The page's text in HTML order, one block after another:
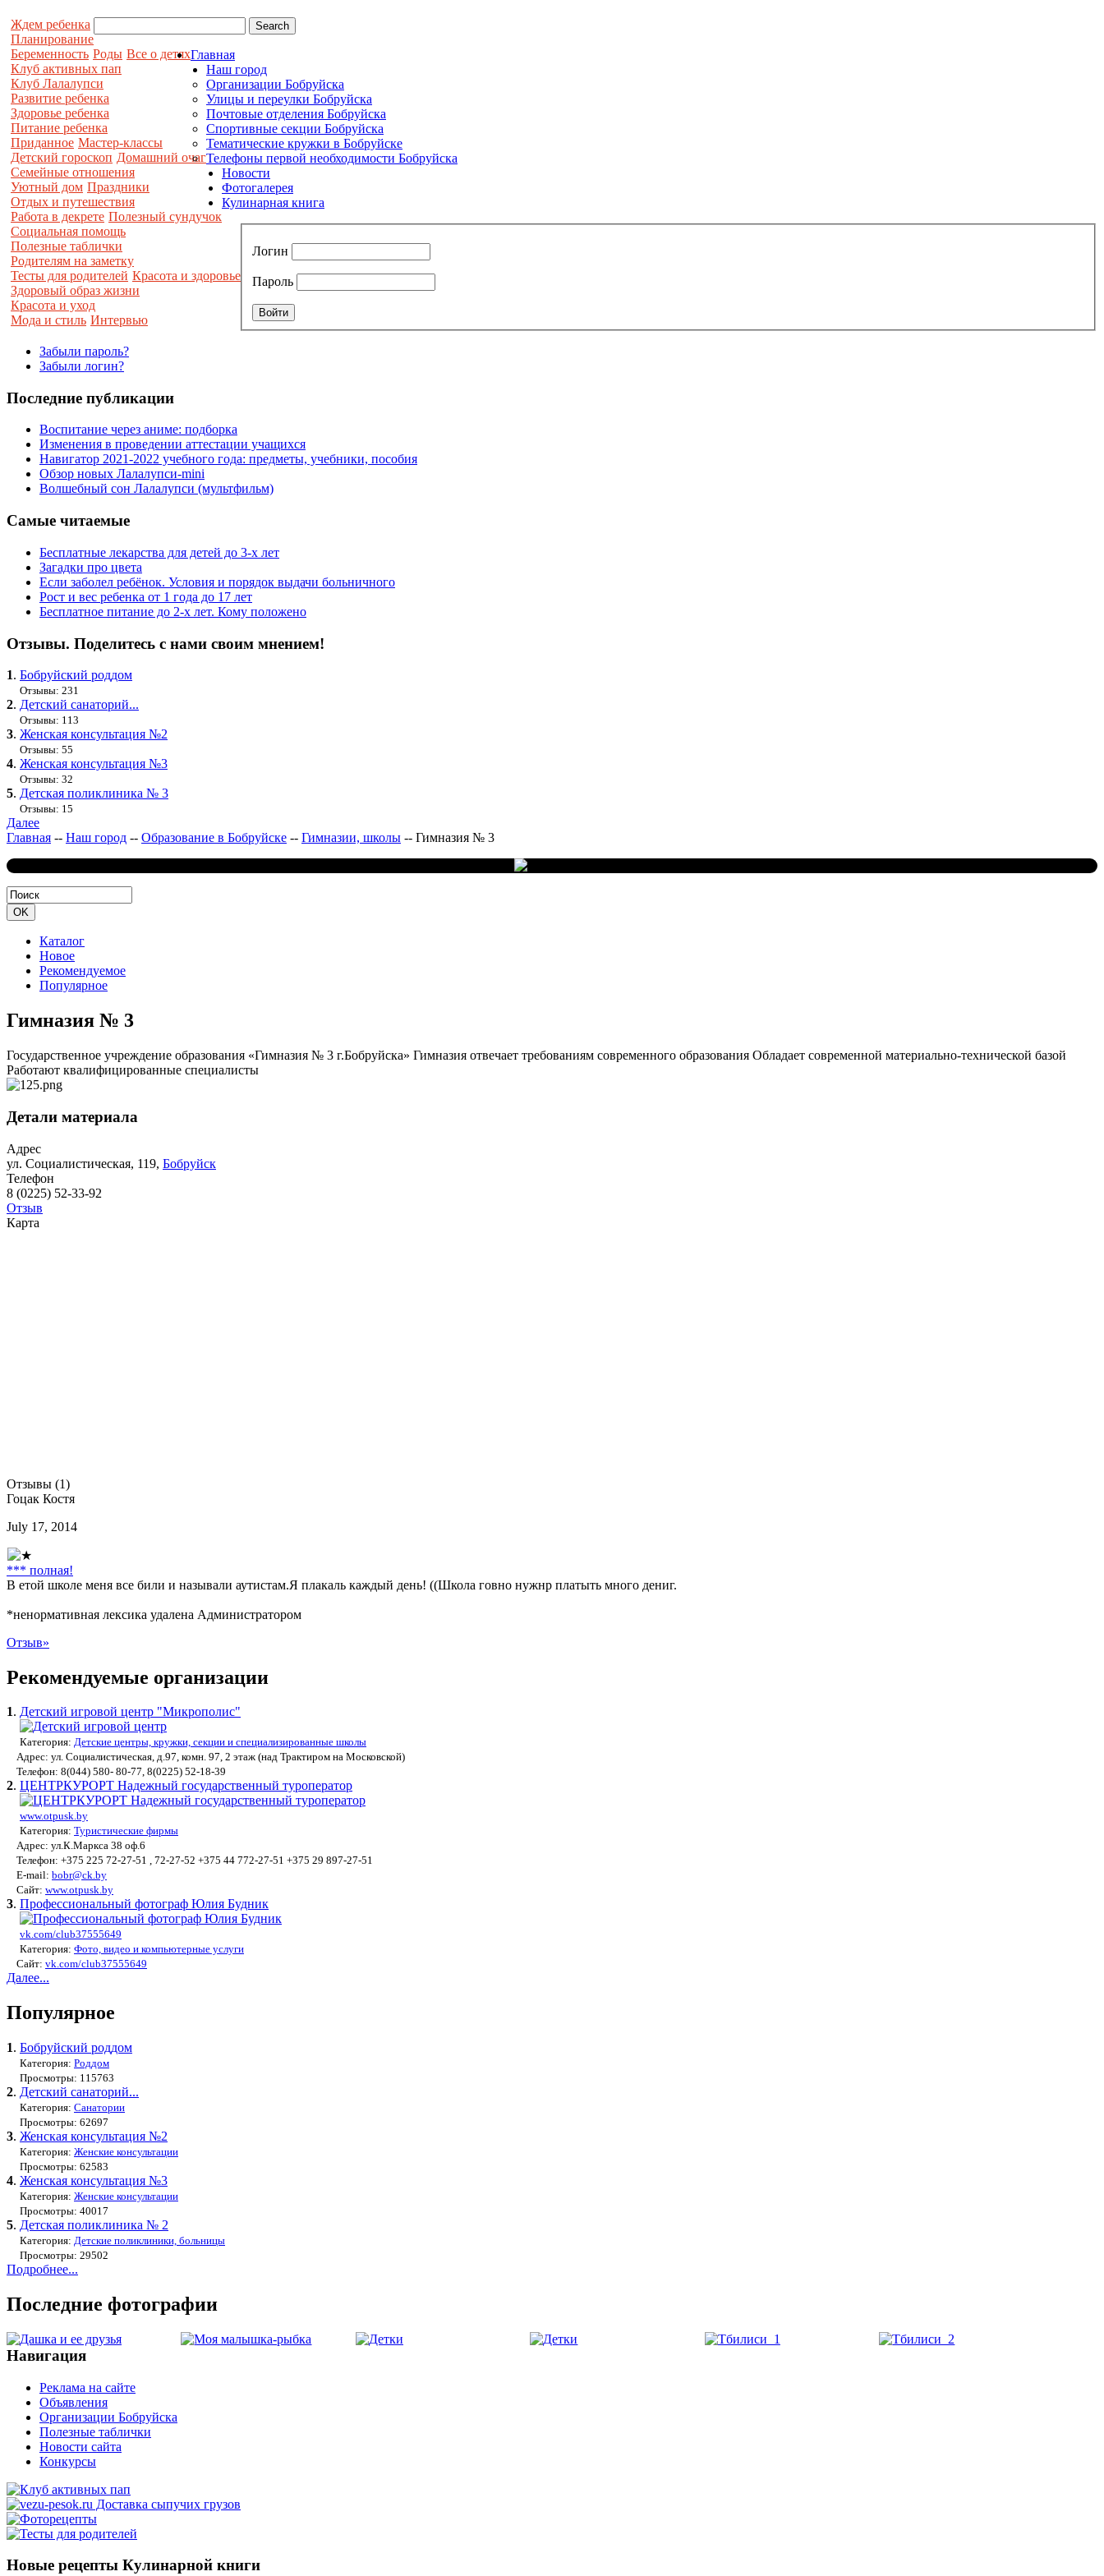
Ждем ребенка
Планирование
Беременность Роды Все о детях
Клуб активных пап
Клуб Лалалупси
Развитие ребенка
Здоровье ребенка
Питание ребенка
Приданное Мастер-классы
Детский гороскоп Домашний очаг
Семейные отношения
Уютный дом Праздники
Отдых и путешествия
Работа в декрете Полезный сундучок
Социальная помощь
Полезные таблички
Родителям на заметку
Тесты для родителей Красота и здоровье
Здоровый образ жизни
Красота и уход
Мода и стиль Интервью
Главная
Наш город
Организации Бобруйска
Улицы и переулки Бобруйска
Почтовые отделения Бобруйска
Спортивные секции Бобруйска
Тематические кружки в Бобруйске
Телефоны первой необходимости Бобруйска
Новости
Фотогалерея
Кулинарная книга
Логин
Пароль
Забыли пароль?
Забыли логин?
Последние публикации
Воспитание через аниме: подборка
Изменения в проведении аттестации учащихся
Навигатор 2021-2022 учебного года: предметы, учебники, пособия
Обзор новых Лалалупси-mini
Волшебный сон Лалалупси (мультфильм)
Самые читаемые
Бесплатные лекарства для детей до 3-х лет
Загадки про цвета
Если заболел ребёнок. Условия и порядок выдачи больничного
Рост и вес ребенка от 1 года до 17 лет
Бесплатное питание до 2-х лет. Кому положено
Отзывы. Поделитесь с нами своим мнением!
1. Бобруйский роддом
Отзывы: 231
2. Детский санаторий...
Отзывы: 113
3. Женская консультация №2
Отзывы: 55
4. Женская консультация №3
Отзывы: 32
5. Детская поликлиника № 3
Отзывы: 15
Далее
Главная -- Наш город -- Образование в Бобруйске -- Гимназии, школы -- Гимназия № 3
Каталог
Новое
Рекомендуемое
Популярное
Гимназия № 3
Государственное учреждение образования «Гимназия № 3 г.Бобруйска» Гимназия отвечает требованиям современного образования Обладает современной материально-технической базой
Работают квалифицированные специалисты
Детали материала
Адрес
ул. Социалистическая, 119, Бобруйск
Телефон
8 (0225) 52-33-92
Отзыв
Карта
Отзывы (1)
Гоцак Костя
July 17, 2014
*** полная!
В етой школе меня все били и называли аутистам.Я плакаль каждый день! ((Школа говно нужнр платыть много дениг.
*ненормативная лексика удалена Администратором
Отзыв»
Рекомендуемые организации
1. Детский игровой центр "Микрополис"
Категория: Детские центры, кружки, секции и специализированные школы
Адрес: ул. Социалистическая, д.97, комн. 97, 2 этаж (над Трактиром на Московской)
Телефон: 8(044) 580- 80-77, 8(0225) 52-18-39
2. ЦЕНТРКУРОРТ Надежный государственный туроператор
www.otpusk.by
Категория: Туристические фирмы
Адрес: ул.К.Маркса 38 оф.6
Телефон: +375 225 72-27-51 , 72-27-52 +375 44 772-27-51 +375 29 897-27-51
E-mail: bobr@ck.by
Сайт: www.otpusk.by
3. Профессиональный фотограф Юлия Будник
vk.com/club37555649
Категория: Фото, видео и компьютерные услуги
Сайт: vk.com/club37555649
Далее...
Популярное
1. Бобруйский роддом
Категория: Роддом
Просмотры: 115763
2. Детский санаторий...
Категория: Санатории
Просмотры: 62697
3. Женская консультация №2
Категория: Женские консультации
Просмотры: 62583
4. Женская консультация №3
Категория: Женские консультации
Просмотры: 40017
5. Детская поликлиника № 2
Категория: Детские поликлиники, больницы
Просмотры: 29502
Подробнее...
Последние фотографии
Навигация
Реклама на сайте
Объявления
Организации Бобруйска
Полезные таблички
Новости сайта
Конкурсы
Новые рецепты Кулинарной книги